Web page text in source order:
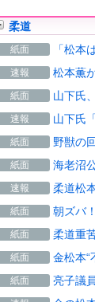
柔道
紙面 「松本
速報 松本薫
紙面 山下氏
速報 山下氏
紙面 野獣の
紙面 海老沼
速報 柔道松
紙面 朝ズバ
紙面 柔道重
紙面 金松本“
紙面 亮子議